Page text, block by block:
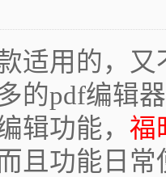
用的，又
的pdf编辑
辑功能， 福
且功能日